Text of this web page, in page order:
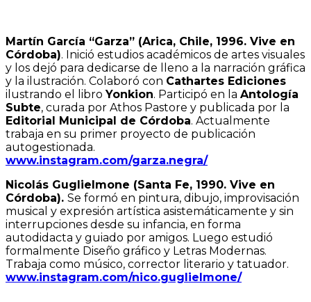
Martín García “Garza” (Arica, Chile, 1996. Vive en
Córdoba). Inició estudios académicos de artes visuales
y los dejó para dedicarse de lleno a la narración gráfica
y la ilustración. Colaboró con Cathartes Ediciones
ilustrando el libroYonkion. Participó en la Antología
Subte, curada por Athos Pastore y publicada por la
Editorial Municipal de Córdoba. Actualmente
trabaja en su primer proyecto de publicación
autogestionada.
www.instagram.com/garza.negra/
Nicolás Guglielmone (Santa Fe, 1990. Vive en
Córdoba). Se formó en pintura, dibujo, improvisación
musical y expresión artística asistemáticamente y sin
interrupciones desde su infancia, en forma
autodidacta y guiado por amigos. Luego estudió
formalmente Diseño gráfico y Letras Modernas.
Trabaja como músico, corrector literario y tatuador.
www.instagram.com/nico.guglielmone/